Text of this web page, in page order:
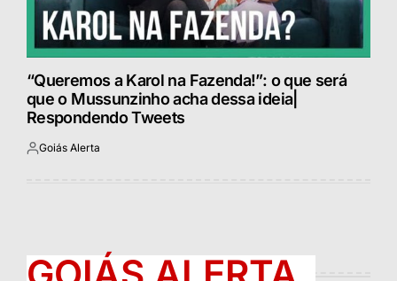
“Queremos a Karol na Fazenda!”: o que será
que o Mussunzinho acha dessa ideia|
Respondendo Tweets
Postado
Goiás Alerta